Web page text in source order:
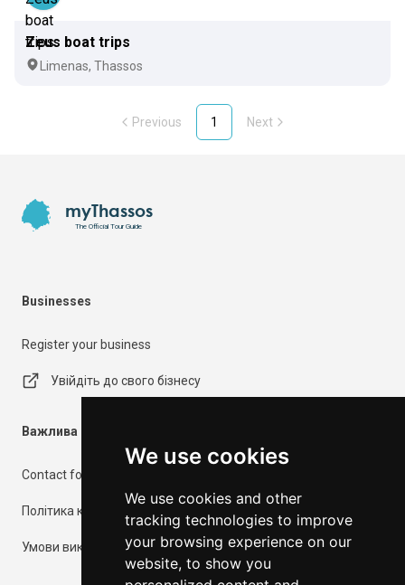
We use cookies
We use cookies and other
tracking technologies to improve
your browsing experience on our
website, to show you
Zeus boat trips
Limenas, Thassos
Previous 1 Next
myThassos
The Official Tour Guide
Businesses
Register your business
Увійдіть до свого бізнесу
Важлива інформація
Contact form
Політика конфіденційності
Умови використання